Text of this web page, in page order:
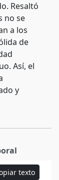
Resaltó
no se
a los
de
Así, el
y
texto